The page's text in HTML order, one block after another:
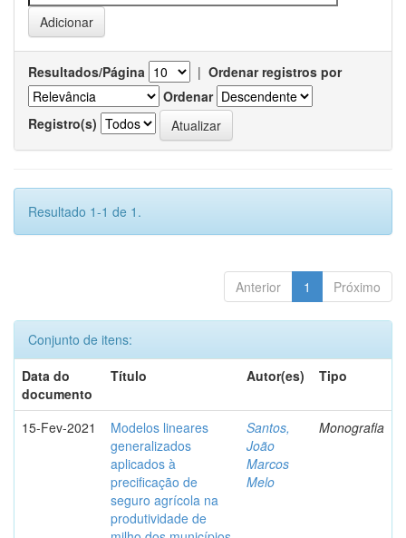
Resultados/Página | Ordenar registros por
Ordenar
Registro(s)
Resultado 1-1 de 1.
Anterior 1 Próximo
Conjunto de itens:
Data do
documento
Título Autor(es) Tipo
15-Fev-2021
Modelos lineares
generalizados
aplicados à
precificação de
seguro agrícola na
produtividade de
Santos,
João
Marcos
Melo
Monografia